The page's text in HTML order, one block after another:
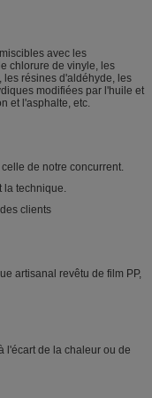
avec les
chlorure de vinyle, les
les résines d'aldéhyde, les
modifiées par l'huile et
et l'asphalte, etc.
de notre concurrent.
la technique.
clients
artisanal revêtu de film PP,
l'écart de la chaleur ou de